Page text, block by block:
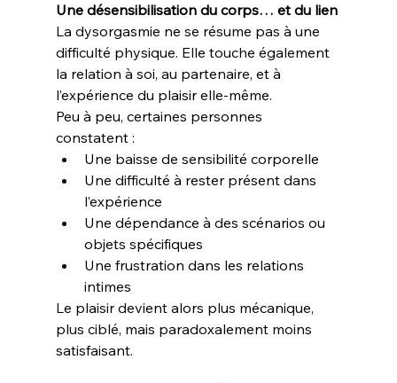
Une désensibilisation du corps… et du lien
La dysorgasmie ne se résume pas à une
difficulté physique. Elle touche également
la relation à soi, au partenaire, et à
l’expérience du plaisir elle-même.
Peu à peu, certaines personnes
constatent :
Une baisse de sensibilité corporelle
Une difficulté à rester présent dans
l’expérience
Une dépendance à des scénarios ou
objets spécifiques
Une frustration dans les relations
intimes
Le plaisir devient alors plus mécanique,
plus ciblé, mais paradoxalement moins
satisfaisant.